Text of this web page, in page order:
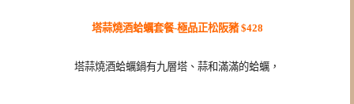
塔蒜燒酒蛤蠣套餐-極品正松阪豬 $428
塔蒜燒酒蛤蠣鍋有九層塔、蒜和滿滿的蛤蠣，